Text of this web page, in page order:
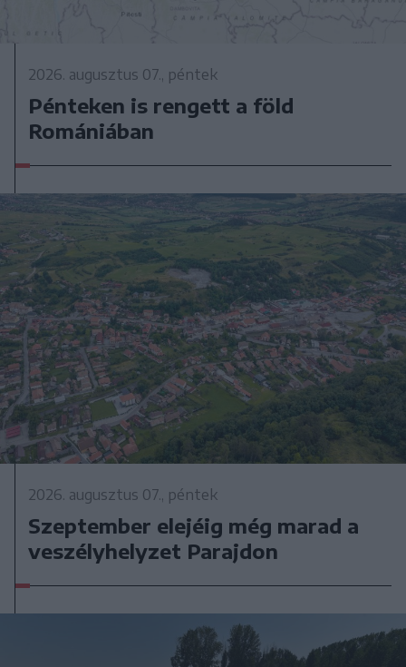
2026. augusztus 07., péntek
Pénteken is rengett a föld
Romániában
2026. augusztus 07., péntek
Szeptember elejéig még marad a
veszélyhelyzet Parajdon